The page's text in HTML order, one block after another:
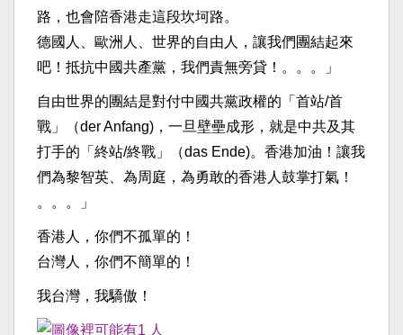
路，也會陪香港走這段坎坷路。
德國人、歐洲人、世界的自由人，讓我們團結起來
吧！抵抗中國共產黨，我們責無旁貸！。。。」
自由世界的團結是對付中國共黨政權的「首站/首
戰」（der Anfang)，一旦壁壘成形，就是中共及其
打手的「終站/終戰」（das Ende)。香港加油！讓我
們為黎智英、為周庭，為勇敢的香港人鼓掌打氣！
。。。」
香港人，你們不孤單的！
台灣人，你們不簡單的！
我台灣，我驕傲！